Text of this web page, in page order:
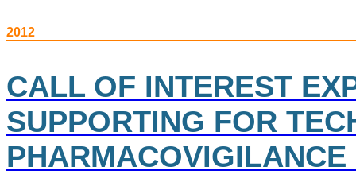
2012
CALL OF INTEREST
SUPPORTING FOR
PHARMACOVIGILANCE